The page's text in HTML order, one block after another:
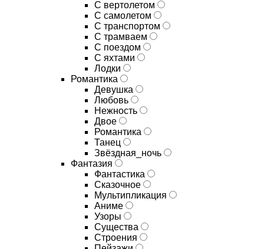
С вертолетом
С самолетом
С транспортом
С трамваем
С поездом
С яхтами
Лодки
Романтика
Девушка
Любовь
Нежность
Двое
Романтика
Танец
Звёздная_ночь
Фантазия
Фантастика
Сказочное
Мультипликация
Аниме
Узоры
Существа
Строения